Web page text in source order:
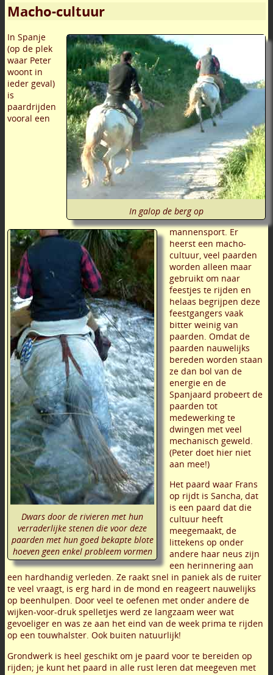
Macho-cultuur
In galop de berg op
Dwars door de rivieren met hun
verraderlijke stenen die voor deze
paarden met hun goed bekapte blote
hoeven geen enkel probleem vormen
In Spanje
(op de plek
waar Peter
woont in
ieder geval)
is
paardrijden
vooral een
mannensport. Er
heerst een macho-
cultuur, veel paarden
worden alleen maar
gebruikt om naar
feestjes te rijden en
helaas begrijpen deze
feestgangers vaak
bitter weinig van
paarden. Omdat de
paarden nauwelijks
bereden worden staan
ze dan bol van de
energie en de
Spanjaard probeert de
paarden tot
medewerking te
dwingen met veel
mechanisch geweld.
(Peter doet hier niet
aan mee!)
Het paard waar Frans
op rijdt is Sancha, dat
is een paard dat die
cultuur heeft
meegemaakt, de
littekens op onder
andere haar neus zijn
een herinnering aan
een hardhandig verleden. Ze raakt snel in paniek als de ruiter
te veel vraagt, is erg hard in de mond en reageert nauwelijks
op beenhulpen. Door veel te oefenen met onder andere de
wijken-voor-druk spelletjes werd ze langzaam weer wat
gevoeliger en was ze aan het eind van de week prima te rijden
op een touwhalster. Ook buiten natuurlijk!
Grondwerk is heel geschikt om je paard voor te bereiden op
rijden; je kunt het paard in alle rust leren dat meegeven met